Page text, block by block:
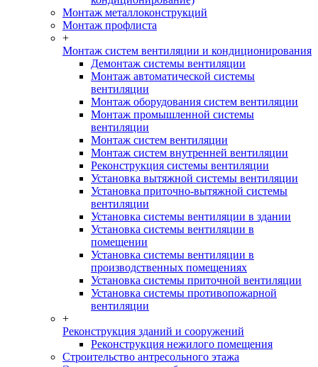
Монтаж металлоконструкций
Монтаж профлиста
+
Монтаж систем вентиляции и кондиционирования
Демонтаж системы вентиляции
Монтаж автоматической системы
вентиляции
Монтаж оборудования систем вентиляции
Монтаж промышленной системы
вентиляции
Монтаж систем вентиляции
Монтаж систем внутренней вентиляции
Реконструкция системы вентиляции
Установка вытяжной системы вентиляции
Установка приточно-вытяжной системы
вентиляции
Установка системы вентиляции в здании
Установка системы вентиляции в
помещении
Установка системы вентиляции в
производственных помещениях
Установка системы приточной вентиляции
Установка системы противопожарной
вентиляции
+
Реконструкция зданий и сооружений
Реконструкция нежилого помещения
Строительство антресольного этажа